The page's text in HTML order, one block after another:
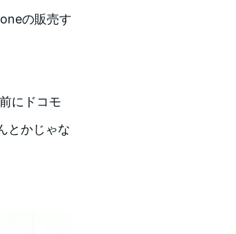
の販売す
にドコモ
とかじゃな